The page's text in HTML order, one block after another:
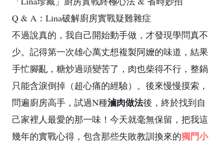
Q & A：Lina破解廚房實戰疑難雜症
不過說真的，我自己開始動手做，才發現學問真不
少。記得第一次雄心萬丈想複製阿嬤的味道，結果
手忙腳亂，糖炒過頭變苦了，肉也柴得不行，整鍋
只能含淚倒掉（超心痛的經驗）。後來慢慢摸索，
問遍廚房高手，試過N種滷肉做法後，終於找到自
己家裡人最愛的那一味！今天就毫無保留，把我這
幾年的實戰心得，包含那些失敗教訓換來的獨門小